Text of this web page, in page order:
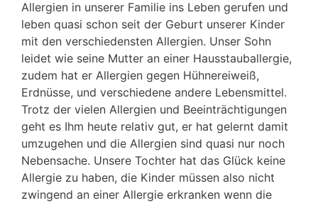
Allergien in unserer Familie ins Leben gerufen und
leben quasi schon seit der Geburt unserer Kinder
mit den verschiedensten Allergien. Unser Sohn
leidet wie seine Mutter an einer Hausstauballergie,
zudem hat er Allergien gegen Hühnereiweiß,
Erdnüsse, und verschiedene andere Lebensmittel.
Trotz der vielen Allergien und Beeinträchtigungen
geht es Ihm heute relativ gut, er hat gelernt damit
umzugehen und die Allergien sind quasi nur noch
Nebensache. Unsere Tochter hat das Glück keine
Allergie zu haben, die Kinder müssen also nicht
zwingend an einer Allergie erkranken wenn die